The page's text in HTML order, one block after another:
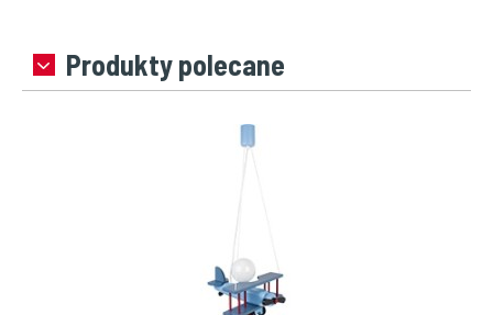
Produkty polecane